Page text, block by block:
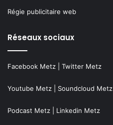
Régie publicitaire web
Réseaux sociaux
Facebook Metz Twitter Metz
Youtube Metz Soundcloud Metz
Podcast Metz Linkedin Metz